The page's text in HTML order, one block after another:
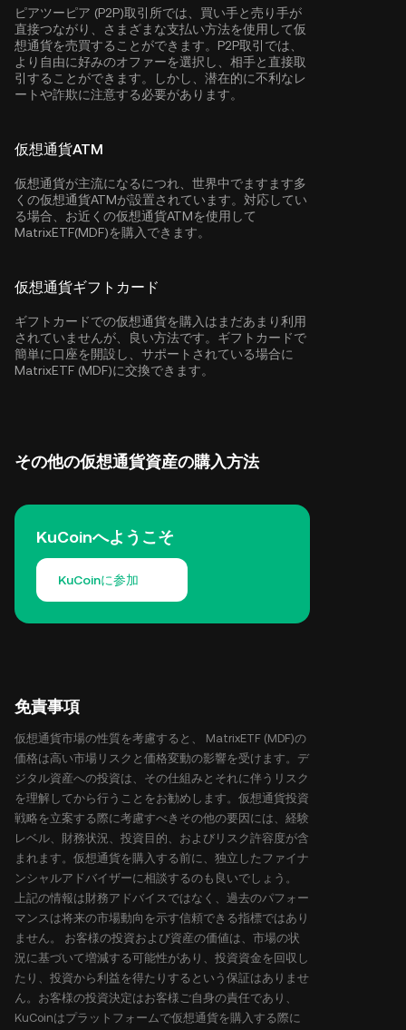
ピアツーピア (P2P)取引所では、買い手と売り手が
直接つながり、さまざまな支払い方法を使用して仮
想通貨を売買することができます。P2P取引では、
より自由に好みのオファーを選択し、相手と直接取
引することができます。しかし、潜在的に不利なレ
ートや詐欺に注意する必要があります。
仮想通貨ATM
仮想通貨が主流になるにつれ、世界中でますます多
くの仮想通貨ATMが設置されています。対応してい
る場合、お近くの仮想通貨ATMを使用して
MatrixETF(MDF)を購入できます。
仮想通貨ギフトカード
ギフトカードでの仮想通貨を購入はまだあまり利用
されていませんが、良い方法です。ギフトカードで
簡単に口座を開設し、サポートされている場合に
MatrixETF (MDF)に交換できます。
その他の仮想通貨資産の購入方法
KuCoinへようこそ
KuCoinに参加
免責事項
仮想通貨市場の性質を考慮すると、 MatrixETF (MDF)の
価格は高い市場リスクと価格変動の影響を受けます。デ
ジタル資産への投資は、その仕組みとそれに伴うリスク
を理解してから行うことをお勧めします。仮想通貨投資
戦略を立案する際に考慮すべきその他の要因には、経験
レベル、財務状況、投資目的、およびリスク許容度が含
まれます。仮想通貨を購入する前に、独立したファイナ
ンシャルアドバイザーに相談するのも良いでしょう。
上記の情報は財務アドバイスではなく、過去のパフォー
マンスは将来の市場動向を示す信頼できる指標ではあり
ません。 お客様の投資および資産の価値は、市場の状
況に基づいて増減する可能性があり、投資資金を回収し
たり、投資から利益を得たりするという保証はありませ
ん。お客様の投資決定はお客様ご自身の責任であり、
KuCoinはプラットフォームで仮想通貨を購入する際に